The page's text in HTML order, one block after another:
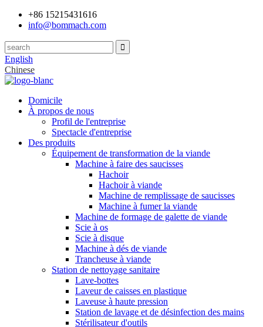
+86 15215431616
info@bommach.com
English
Chinese
Domicile
À propos de nous
Profil de l'entreprise
Spectacle d'entreprise
Des produits
Équipement de transformation de la viande
Machine à faire des saucisses
Hachoir
Hachoir à viande
Machine de remplissage de saucisses
Machine à fumer la viande
Machine de formage de galette de viande
Scie à os
Scie à disque
Machine à dés de viande
Trancheuse à viande
Station de nettoyage sanitaire
Lave-bottes
Laveur de caisses en plastique
Laveuse à haute pression
Station de lavage et de désinfection des mains
Stérilisateur d'outils